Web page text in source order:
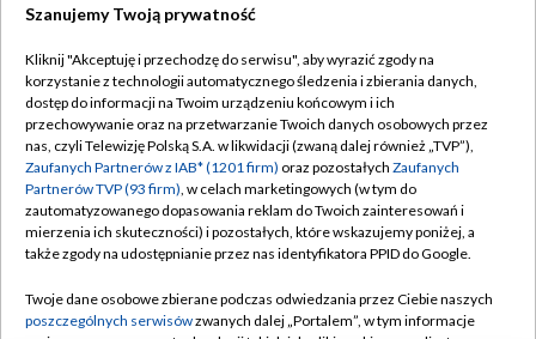
TVP
Abonament TVP
Emisja w TVP
Centrum informacji TVP
Naziemna Telewizja Cyfrowa
Rada Programowa
Regulamin TVP
Polityka prywatności
Moje zgody
Pomoc
Kontakt
Szanujemy Twoją prywatność
Kliknij "Akceptuję i przechodzę do serwisu", aby wyrazić zgody na
korzystanie z technologii automatycznego śledzenia i zbierania danych,
dostęp do informacji na Twoim urządzeniu końcowym i ich
przechowywanie oraz na przetwarzanie Twoich danych osobowych przez
nas, czyli Telewizję Polską S.A. w likwidacji (zwaną dalej również „TVP”),
Zaufanych Partnerów z IAB* (1201 firm) oraz pozostałych Zaufanych
Partnerów TVP (93 firm), w celach marketingowych (w tym do
zautomatyzowanego dopasowania reklam do Twoich zainteresowań i
mierzenia ich skuteczności) i pozostałych, które wskazujemy poniżej, a
także zgody na udostępnianie przez nas identyfikatora PPID do Google.
Twoje dane osobowe zbierane podczas odwiedzania przez Ciebie naszych
poszczególnych serwisówzwanych dalej „Portalem”, w tym informacje